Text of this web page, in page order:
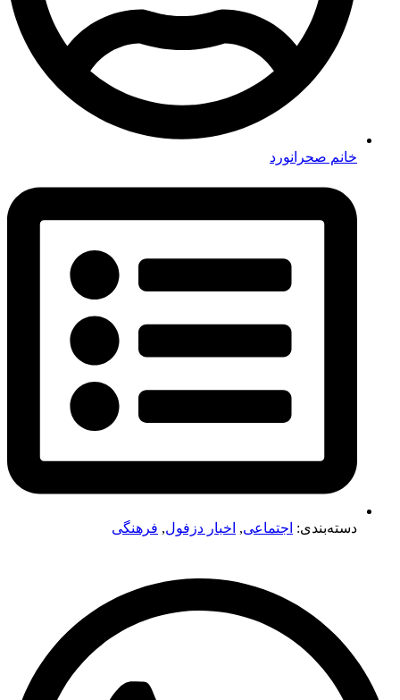
خانم صحرانورد
دسته‌بندی: اجتماعی,اخبار دزفول, فرهنگی